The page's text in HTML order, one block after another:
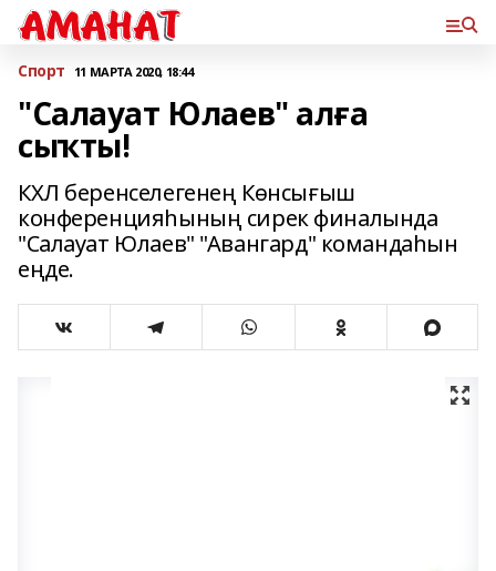
Спорт 11 МАРТА 2020, 18:44
"Салауат Юлаев" алға
сыҡты!
КХЛ беренселегенең Көнсығыш
конференцияһының сирек финалында
"Салауат Юлаев" "Авангард" командаһын
еңде.